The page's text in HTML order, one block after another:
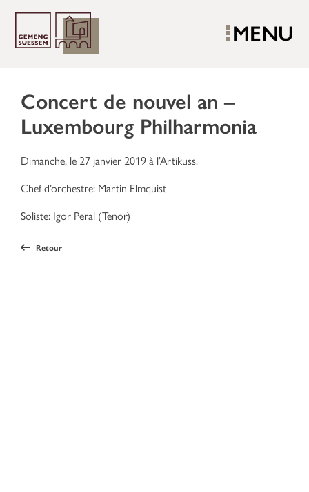
MENU
Concert de nouvel an –
Luxembourg Philharmonia
Dimanche, le 27 janvier 2019 à l’Artikuss.
Chef d’orchestre: Martin Elmquist
Soliste: Igor Peral (Tenor)
Retour